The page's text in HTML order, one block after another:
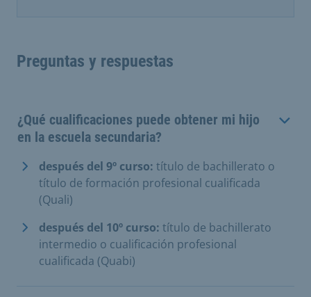
Preguntas y respuestas
¿Qué cualificaciones puede obtener mi hijo
en la escuela secundaria?
después del 9º curso: título de bachillerato o
título de formación profesional cualificada
(Quali)
después del 10º curso: título de bachillerato
intermedio o cualificación profesional
cualificada (Quabi)